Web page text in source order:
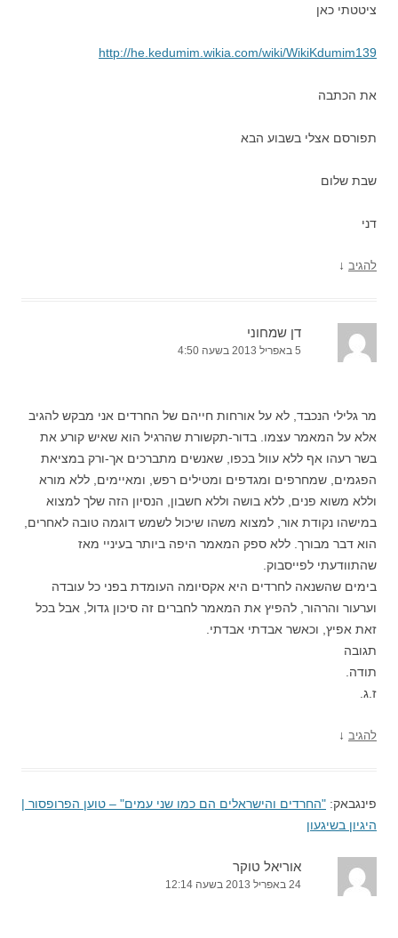
ציטטתי כאן
http://he.kedumim.wikia.com/wiki/WikiKdumim139
את הכתבה
תפורסם אצלי בשבוע הבא
שבת שלום
דני
להגיב ↓
דן שמחוני
5 באפריל 2013 בשעה 4:50
מר גלילי הנכבד, לא על אורחות חייהם של החרדים אני מבקש להגיב
אלא על המאמר עצמו. בדור-תקשורת שהרגיל הוא שאיש קורע את
בשר רעהו אף ללא עוול בכפו, שאנשים מתברכים אך-ורק במציאת
הפגמים, שמחרפים ומגדפים ומטילים רפש, ומאיימים, ללא מורא
וללא משוא פנים, ללא בושה וללא חשבון, הנסיון הזה שלך למצוא
במישהו נקודת אור, למצוא משהו שיכול לשמש דוגמה טובה לאחרים,
הוא דבר מבורך. ללא ספק המאמר היפה ביותר בעיניי מאז
שהתוודעתי לפייסבוק.
בימים שהשנאה לחרדים היא אקסיומה העומדת בפני כל עובדה
וערעור והרהור, להפיץ את המאמר לחברים זה סיכון גדול, אבל בכל
זאת אפיץ, וכאשר אבדתי אבדתי.
תגובה
תודה.
ז.ג.
להגיב ↓
פינגבאק: "החרדים והישראלים הם כמו שני עמים" – טוען הפרופסור |
היגיון בשיגעון
אוריאל טוקר
24 באפריל 2013 בשעה 12:14